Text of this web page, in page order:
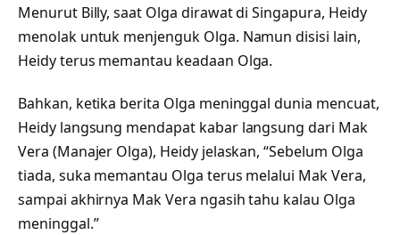
Menurut Billy, saat Olga dirawat di Singapura, Heidy
menolak untuk menjenguk Olga. Namun disisi lain,
Heidy terus memantau keadaan Olga.
Bahkan, ketika berita Olga meninggal dunia mencuat,
Heidy langsung mendapat kabar langsung dari Mak
Vera (Manajer Olga), Heidy jelaskan, “Sebelum Olga
tiada, suka memantau Olga terus melalui Mak Vera,
sampai akhirnya Mak Vera ngasih tahu kalau Olga
meninggal.”